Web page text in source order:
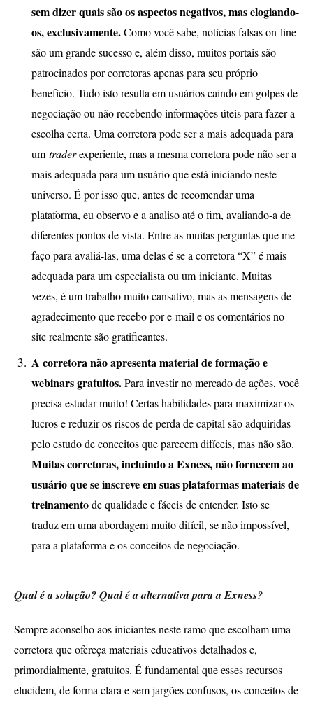
sem dizer quais são os aspectos negativos, mas elogiando-
os, exclusivamente.Como você sabe, notícias falsas on-line
são um grande sucesso e, além disso, muitos portais são
patrocinados por corretoras apenas para seu próprio
benefício. Tudo isto resulta em usuários caindo em golpes de
negociação ou não recebendo informações úteis para fazer a
escolha certa. Uma corretora pode ser a mais adequada para
um traderexperiente, mas a mesma corretora pode não ser a
mais adequada para um usuário que está iniciando neste
universo. É por isso que, antes de recomendar uma
plataforma, eu observo e a analiso até o fim, avaliando-a de
diferentes pontos de vista. Entre as muitas perguntas que me
faço para avaliá-las, uma delas é se a corretora “X” é mais
adequada para um especialista ou um iniciante. Muitas
vezes, é um trabalho muito cansativo, mas as mensagens de
agradecimento que recebo por e-mail e os comentários no
site realmente são gratificantes.
A corretora não apresenta material de formação e
webinars gratuitos.Para investir no mercado de ações, você
precisa estudar muito! Certas habilidades para maximizar os
lucros e reduzir os riscos de perda de capital são adquiridas
pelo estudo de conceitos que parecem difíceis, mas não são.
Muitas corretoras, incluindo a Exness, não fornecem ao
usuário que se inscreve em suas plataformas materiais de
treinamentode qualidade e fáceis de entender. Isto se
traduz em uma abordagem muito difícil, se não impossível,
para a plataforma e os conceitos de negociação.
Qual é a solução? Qual é a alternativa para a Exness?
Sempre aconselho aos iniciantes neste ramo que escolham uma
corretora que ofereça materiais educativos detalhados e,
primordialmente, gratuitos. É fundamental que esses recursos
elucidem, de forma clara e sem jargões confusos, os conceitos de